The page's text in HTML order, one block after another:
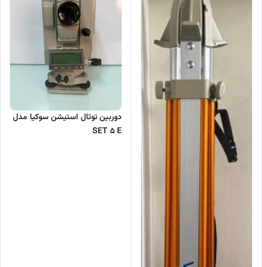
دوربین توتال استیشن سوکیا مدل
SET 5 E